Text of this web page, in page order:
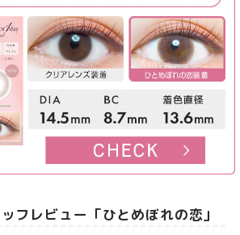
フレビュー「ひとめぼれの恋」